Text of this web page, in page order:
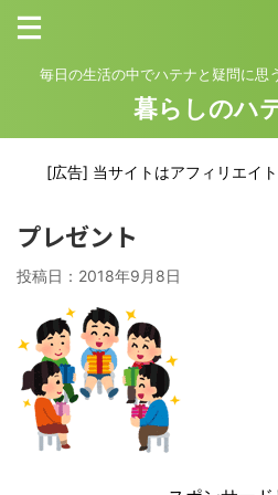
毎日の生活の中でハテナと疑問に思
暮らしのハ
[広告] 当サイトはアフィリエイ
プレゼント
投稿日： 2018年9月8日